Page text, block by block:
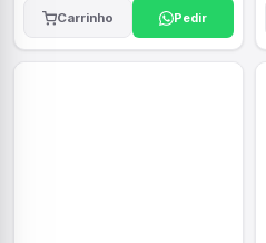
Carrinho Pedir